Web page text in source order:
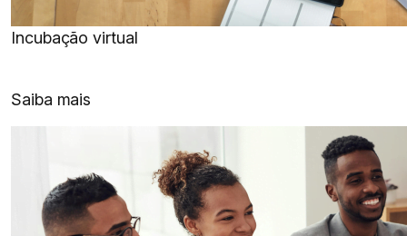
Incubação virtual
Saiba mais